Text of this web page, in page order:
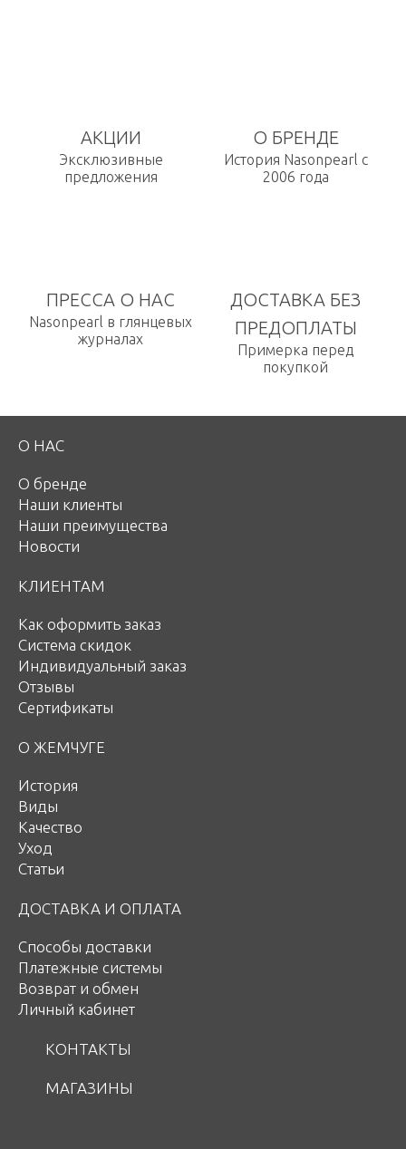
АКЦИИ
Эксклюзивные
предложения
О БРЕНДЕ
История Nasonpearl с
2006 года
ПРЕССА О НАС
Nasonpearl в глянцевых
журналах
ДОСТАВКА БЕЗ
ПРЕДОПЛАТЫ
Примерка перед
покупкой
О НАС
О бренде
Наши клиенты
Наши преимущества
Новости
КЛИЕНТАМ
Как оформить заказ
Система скидок
Индивидуальный заказ
Отзывы
Сертификаты
О ЖЕМЧУГЕ
История
Виды
Качество
Уход
Статьи
ДОСТАВКА И ОПЛАТА
Способы доставки
Платежные системы
Возврат и обмен
Личный кабинет
КОНТАКТЫ
МАГАЗИНЫ